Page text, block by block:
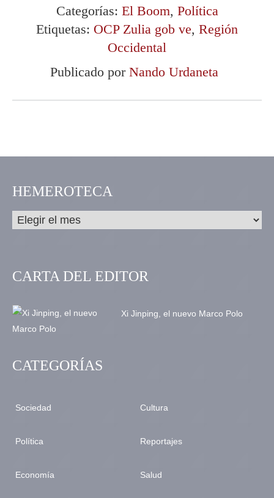
Categorías: El Boom, Política
Etiquetas: OCP Zulia gob ve, Región
Occidental
Publicado por Nando Urdaneta
HEMEROTECA
CARTA DEL EDITOR
Xi Jinping, el nuevo Marco Polo
CATEGORÍAS
Sociedad
Política
Economía
Cultura
Reportajes
Salud